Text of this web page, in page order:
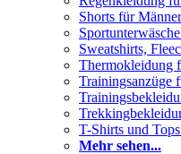
Shorts für Männer
Sweatshirts,
Thermokleidung
Trainingsanzüge
T-Shirts und
Mehr sehen...